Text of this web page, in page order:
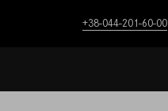
+38-044-201-60-00